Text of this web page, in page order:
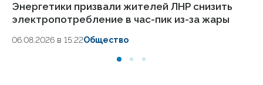
Энергетики призвали жителей ЛНР снизить
электропотребление в час-пик из-за жары
06.08.2026 в 15:22Общество